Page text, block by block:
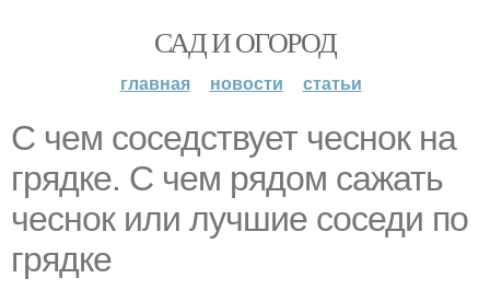
САД И ОГОРОД
главная новости статьи
С чем соседствует чеснок на
грядке. С чем рядом сажать
чеснок или лучшие соседи по
грядке